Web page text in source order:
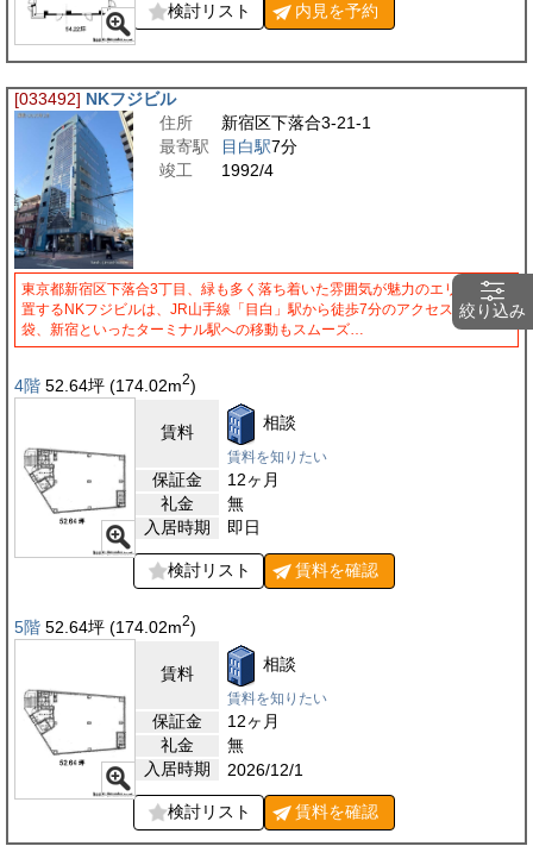
検討リスト 内見を予約
[033492] NKフジビル
住所
新宿区下落合3-21-1
最寄駅
目白駅7分
竣工
1992/4
東京都新宿区下落合3丁目、緑も多く落ち着いた雰囲気が魅力のエリアに位
置するNKフジビルは、JR山手線「目白」駅から徒歩7分のアクセスです。池
袋、新宿といったターミナル駅への移動もスムーズ…
4階 52.64坪 (174.02m2)
賃料 相談
賃料を知りたい
保証金
12ヶ月
礼金
無
入居時期
即日
検討リスト 賃料を確認
5階 52.64坪 (174.02m2)
賃料 相談
賃料を知りたい
保証金
12ヶ月
礼金
無
入居時期
2026/12/1
検討リスト 賃料を確認
絞り込み